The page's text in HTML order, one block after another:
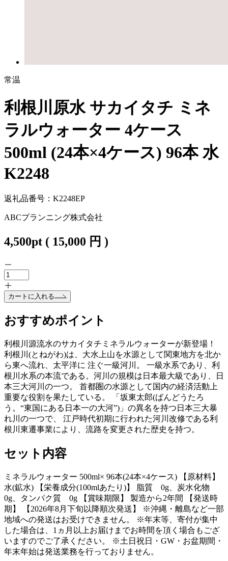
常温
利根川原水 サカイタチ ミネ
ラルウォーター 4ケース
500ml (24本×4ケース) 96本 水
K2248
返礼品番号：K2248EP
ABCプランニング株式会社
4,500pt ( 15,000 円 )
カートに入れる
おすすめポイント
利根川源流水のサカイタチミネラルウォーターが新登場！
利根川(とねがわ)は、大水上山を水源として関東地方を北か
ら東へ流れ、太平洋に 注ぐ一級河川。 一級水系であり、利
根川水系の本流である。河川の規模は日本最大級であり、日
本三大河川の一つ。 首都圏の水源として国内の経済活動上
重要な役割を果たしている。 「坂東太郎(ばんどうたろ
う。“東国にある日本一の大河”)」の異名を持つ日本三大暴
れ川の一つで、 江戸時代初期に行われた河川改修である利
根川東遷事業により、流路を変更された歴史を持つ。
セット内容
ミネラルウォーター 500ml× 96本(24本×4ケース) 【原材料】
水(鉱水) 【栄養成分(100mlあたり)】 脂質 0g、炭水化物
0g、タンパク質 0g 【賞味期限】 製造から2年間 【発送時
期】 【2026年8月下旬以降順次発送】 ※沖縄・離島など一部
地域への発送はお受けできません。 ※年末等、寄付が集中
した場合は、1ヵ月以上お届けまでお時間を頂く場合もござ
いますのでご了承ください。 ※土日祝日・GW・お盆期間・
年末年始は発送業務を行っておりません。